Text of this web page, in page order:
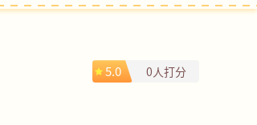
5.0 0人打分